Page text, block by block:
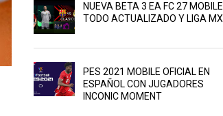
NUEVA BETA 3 EA FC 27 MOBILE
TODO ACTUALIZADO Y LIGA MX
PES 2021 MOBILE OFICIAL EN
ESPAÑOL CON JUGADORES
INCONIC MOMENT